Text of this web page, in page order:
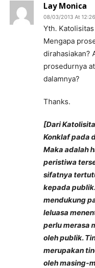
Lay Monica
08/03/2013 At
Yth. Katolisitas
Mengapa
dirahasiakan?
prosedurnya
dalamnya?
Thanks.
[Dari
Konklaf pada
Maka adalah
peristiwa
sifatnya
kepada
mendukung
leluasa
perlu merasa
oleh publik.
merupakan
oleh masing-